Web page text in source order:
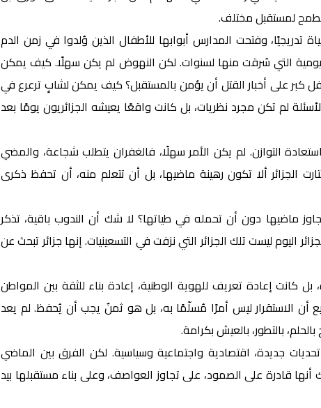
لمستقبل مختلف.
تدريجيًا، وفتحت المدارس أبوابها للأطفال الذين وُلدوا في زمن الدم
التي سُرقت منها لسنوات. لكن النهوض لم يكن سهلًا. كيف يمكن
كبر على أخبار القتل أن يؤمن بالمستقبل؟ كيف يمكن لشابٍ ترعرع في
لم تكن مجرد نظريات، بل كانت واقعًا يعيشه الجزائريون يومًا بعد
التوازن. لم يكن الأمر سهلًا، فالغفران يتطلب شجاعة، والمضي
الجزائر ألا تكون رهينة ماضيها، بل أن تتعلم منه، أن تحفظ ذكرى
ماضيها دون أن تحمله في طياتها؟ لا شك أن الندوب باقية، تذكر
اليوم ليست تلك الجزائر التي نزفت في التسعينيات. إنها جزائر تبحث عن
كانت إعادة تعريف للهوية الوطنية، إعادة بناء للثقة بين المواطن
أن الاستقرار ليس أمرًا مُسلّمًا به، بل هو ثمنٌ يجب أن يُحفظ. لم يعد
بالتطور، بالعيش بكرامة.
جديدة، اقتصادية واجتماعية وسياسية. لكن الفرق بين الماضي
أنها قادرة على الصمود، على تجاوز العواصف، وعلى بناء مستقبلها بيد